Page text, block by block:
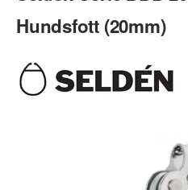
Hundsfott (20mm)